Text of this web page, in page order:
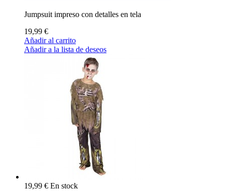
Jumpsuit impreso con detalles en tela
19,99 €
Añadir al carrito
Añadir a la lista de deseos
19,99 € En stock